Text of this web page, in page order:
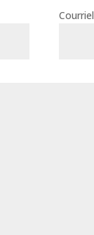
Courriel